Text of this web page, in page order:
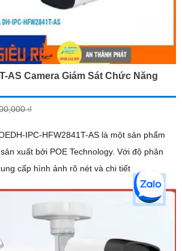
AS Camera Giám Sát Chức Năng
₫
IPC-HFW2841T-AS là một sản phẩm
bởi POE Technology. Với độ phân
cấp hình ảnh rõ nét và chi tiết